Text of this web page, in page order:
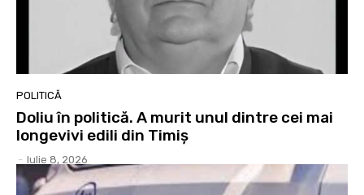
POLITICĂ
Doliu în politică. A murit unul dintre cei mai
longevivi edili din Timiș
- Iulie 8, 2026